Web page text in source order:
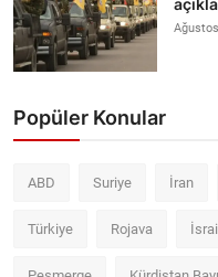
Popüler Konular
ABD Suriye İran
Türkiye Rojava İsrail